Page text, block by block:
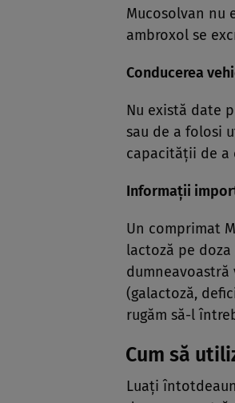
Mucosolvan nu
ambroxol se
Conducerea
Nu există date
sau de a folosi
capacităţii de a
Informaţii
Un comprimat
lactoză pe doza
(galactoză,
rugăm să-l
Cum să
Luaţi